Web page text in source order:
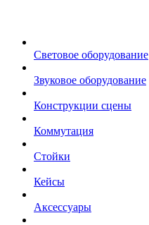
Световое оборудование
Звуковое оборудование
Конструкции сцены
Коммутация
Стойки
Кейсы
Аксессуары